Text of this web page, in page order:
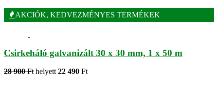
AKCIÓK, KEDVEZMÉNYES TERMÉKEK
Csirkeháló galvanizált 30 x 30 mm, 1 x 50 m
28 900 Ft helyett 22 490 Ft